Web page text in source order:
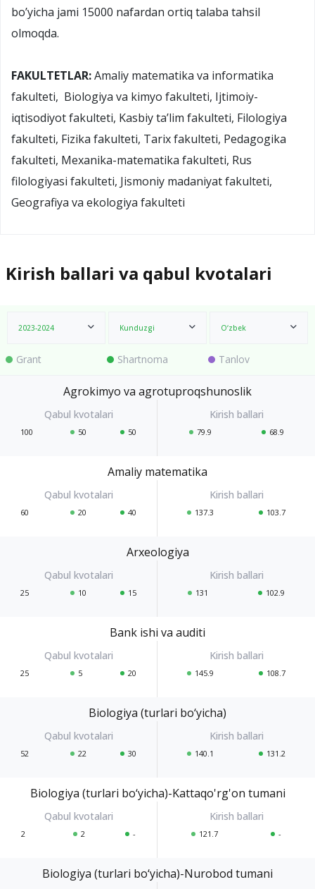
bo’yicha jami 15000 nafardan ortiq talaba tahsil
olmoqda.
FAKULTETLAR:Amaliy matematika va informatika
fakulteti, Biologiya va kimyo fakulteti, Ijtimoiy-
iqtisodiyot fakulteti, Kasbiy ta’lim fakulteti, Filologiya
fakulteti, Fizika fakulteti, Tarix fakulteti, Pedagogika
fakulteti, Mexanika-matematika fakulteti, Rus
filologiyasi fakulteti, Jismoniy madaniyat fakulteti,
Geografiya va ekologiya fakulteti
Kirish ballari va qabul kvotalari
2023-2024 Kunduzgi O‘zbek
Grant Shartnoma Tanlov
Agrokimyo va agrotuproqshunoslik
100 50 50 79.9 68.9
Amaliy matematika
60 20 40 137.3 103.7
Arxeologiya
25 10 15 131 102.9
Bank ishi va auditi
25 5 20 145.9 108.7
Biologiya (turlari bo‘yicha)
52 22 30 140.1 131.2
Biologiya (turlari bo‘yicha)-Kattaqo'rg'on tumani
2 2 - 121.7 -
Biologiya (turlari bo‘yicha)-Nurobod tumani